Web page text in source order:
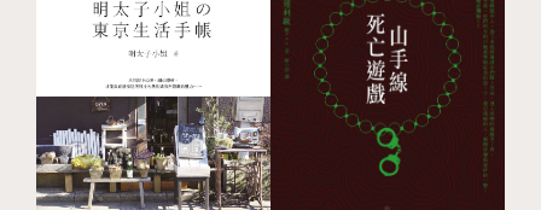
「一旦大壩放開，安吾的作品就會像洪流一樣在你
的心中產生共鳴：高貴的、凡俗的、深情的、浮誇
的……安吾無所不在。」—石川淳（日本小說家）
「坂口的日語寫作明快、詞藻優美，言簡意賅地以